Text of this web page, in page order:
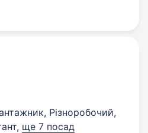
Різноробочий,
ще 7 посад